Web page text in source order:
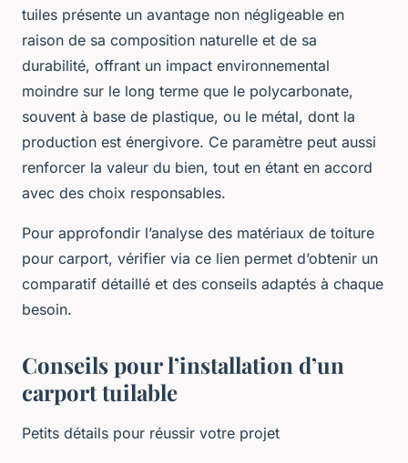
tuiles présente un avantage non négligeable en
raison de sa composition naturelle et de sa
durabilité, offrant un impact environnemental
moindre sur le long terme que le polycarbonate,
souvent à base de plastique, ou le métal, dont la
production est énergivore. Ce paramètre peut aussi
renforcer la valeur du bien, tout en étant en accord
avec des choix responsables.
Pour approfondir l’analyse des matériaux de toiture
pour carport, vérifier via ce lien permet d’obtenir un
comparatif détaillé et des conseils adaptés à chaque
besoin.
Conseils pour l’installation d’un
carport tuilable
Petits détails pour réussir votre projet